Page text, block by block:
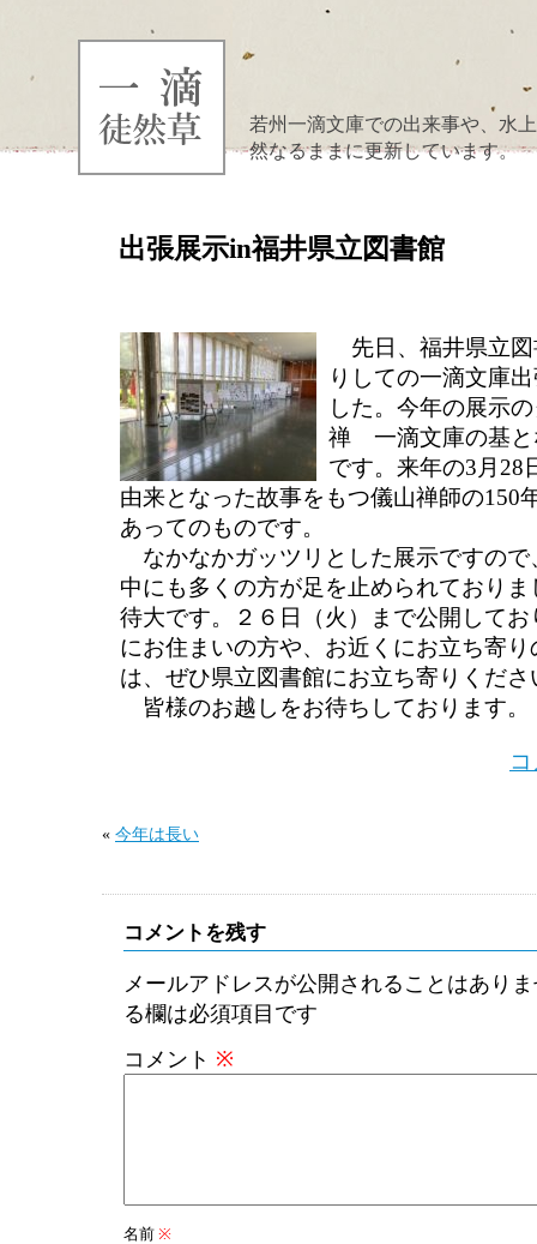
若州一滴文庫での出来事や、水
然なるままに更新しています。
出張展示in福井県立図書館
先日、福井県立図
りしての一滴文庫
した。今年の展示
禅 一滴文庫の基と
です。来年の3月28
由来となった故事をもつ儀山禅師の150
あってのものです。
なかなかガッツリとした展示ですので
中にも多くの方が足を止められており
待大です。２６日（火）まで公開して
にお住まいの方や、お近くにお立ち寄
は、ぜひ県立図書館にお立ち寄りくださ
皆様のお越しをお待ちしております。
« 今年は長い
コメントを残す
メールアドレスが公開されることはあり
る欄は必須項目です
コメント ※
名前 ※